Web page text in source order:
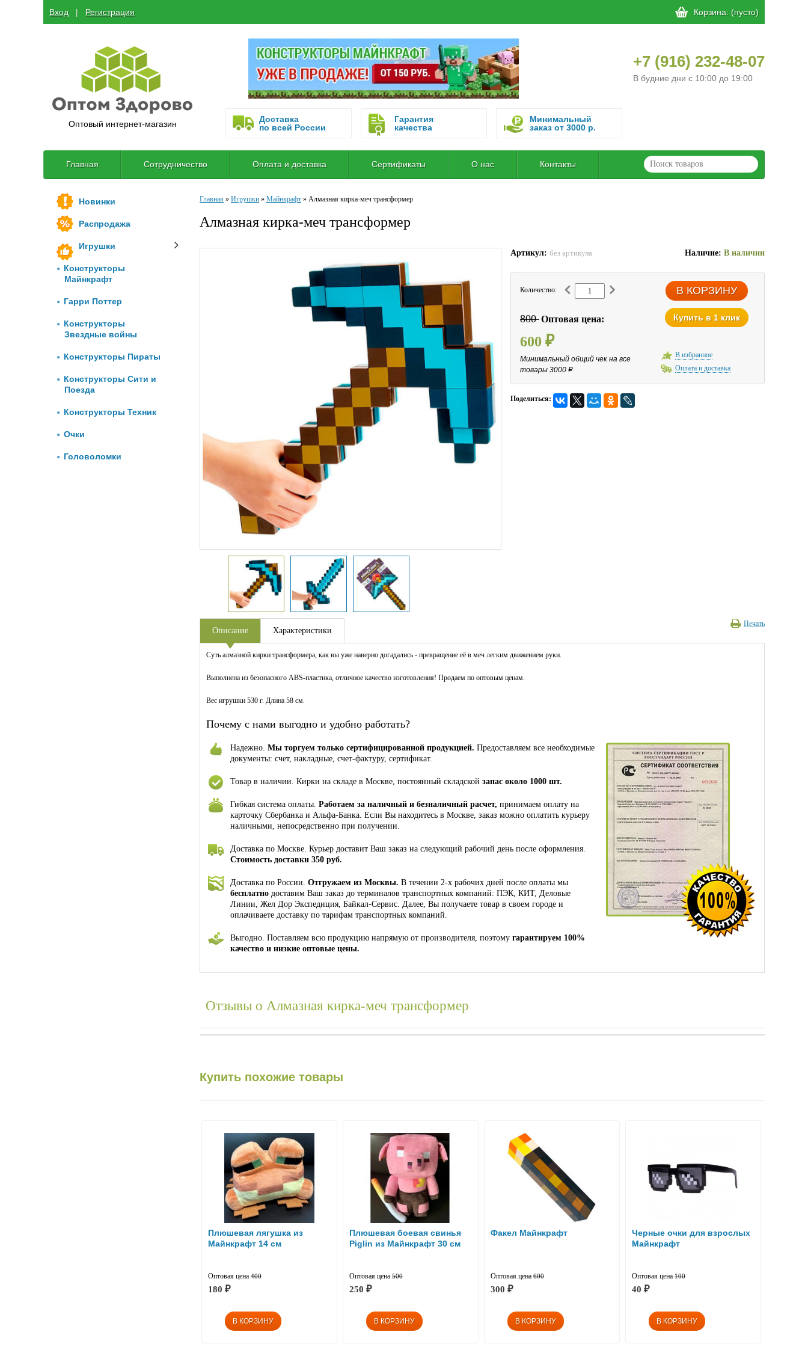
Вход
  |
Регистрация Корзина: (пусто)
Оптовый интернет-магазин
+7 (916) 232-48-07
В будние дни с 10:00 до 19:00
Доставка
по всей России
Гарантия
качества
Минимальный
заказ от 3000 р.
Главная Сотрудничество Оплата и доставка Сертификаты О нас Контакты
Новинки
Распродажа
Игрушки
Конструкторы
Майнкрафт
Гарри Поттер
Конструкторы
Звездные войны
Конструкторы Пираты
Конструкторы Сити и
Поезда
Конструкторы Техник
Очки
Головоломки
Главная » Игрушки » Майнкрафт » Алмазная кирка-меч трансформер
Алмазная кирка-меч трансформер
Артикул: без артикула Наличие: В наличии
Количество:
800Оптовая цена:
600 ₽
Минимальный общий чек на все
товары 3000 Р
Купить в 1 клик
В избранное
Оплата и доставка
Поделиться:
Печать
Описание Характеристики
Суть алмазной кирки трансформера, как вы уже наверно догадались - превращение её в меч легким движением руки.
Выполнена из безопасного ABS-пластика, отличное качество изготовления! Продаем по оптовым ценам.
Вес игрушки 530 г. Длина 58 см.
Почему с нами выгодно и удобно работать?
Надежно. Мы торгуем только сертифицированной продукцией. Предоставляем все необходимые
документы: счет, накладные, счет-фактуру, сертификат.
Товар в наличии. Кирки на складе в Москве, постоянный складской запас около 1000 шт.
Гибкая система оплаты. Работаем за наличный и безналичный расчет, принимаем оплату на
карточку Сбербанка и Альфа-Банка. Если Вы находитесь в Москве, заказ можно оплатить курьеру
наличными, непосредственно при получении.
Доставка по Москве. Курьер доставит Ваш заказ на следующий рабочий день после оформления.
Стоимость доставки 350 руб.
Доставка по России. Отгружаем из Москвы. В течении 2-х рабочих дней после оплаты мы
бесплатно доставим Ваш заказ до терминалов транспортных компаний: ПЭК, КИТ, Деловые
Линии, Жел Дор Экспедиция, Байкал-Сервис. Далее, Вы получаете товар в своем городе и
оплачиваете доставку по тарифам транспортных компаний.
Выгодно. Поставляем всю продукцию напрямую от производителя, поэтому гарантируем 100%
качество и низкие оптовые цены.
Отзывы о Алмазная кирка-меч трансформер
Купить похожие товары
Плюшевая лягушка из
Майнкрафт 14 см
Оптовая цена 400
180 ₽
Плюшевая боевая свинья
Piglin из Майнкрафт 30 см
Оптовая цена 500
250 ₽
Факел Майнкрафт
Оптовая цена 600
300 ₽
Черные очки для взрослых
Майнкрафт
Оптовая цена 100
40 ₽